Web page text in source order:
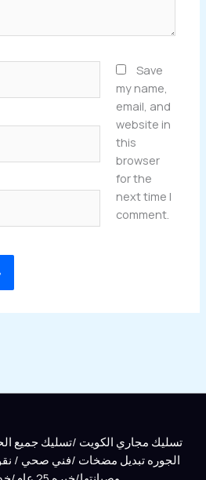
Save
my name,
email, and
website in
this
browser
for the
next time I
comment.
تسليك مجاري الكويت /تسليك جميع
الجوره تبديل مضخات /فني صحي /